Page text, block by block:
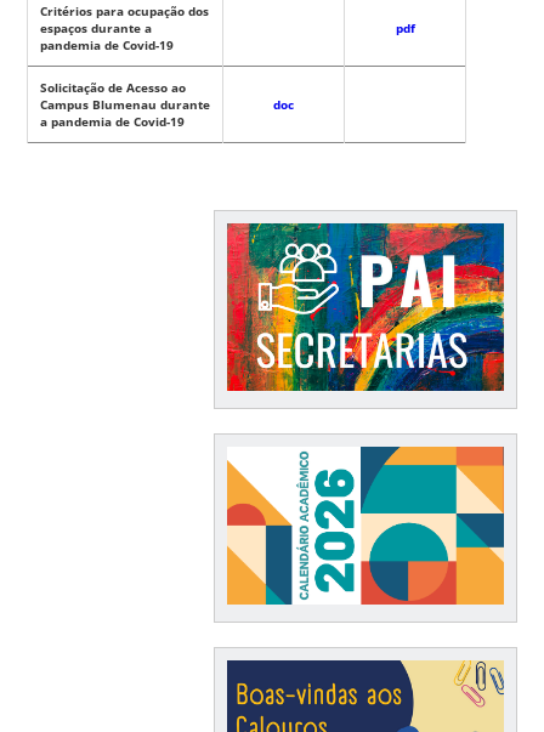
Critérios para ocupação dos
espaços durante a
pandemia de Covid-19
pdf
Solicitação de Acesso ao
Campus Blumenau durante
a pandemia de Covid-19
doc